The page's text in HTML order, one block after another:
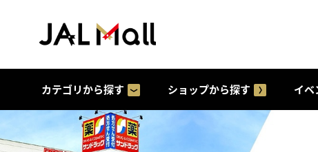
カテゴリから探す ショップから探す イベ